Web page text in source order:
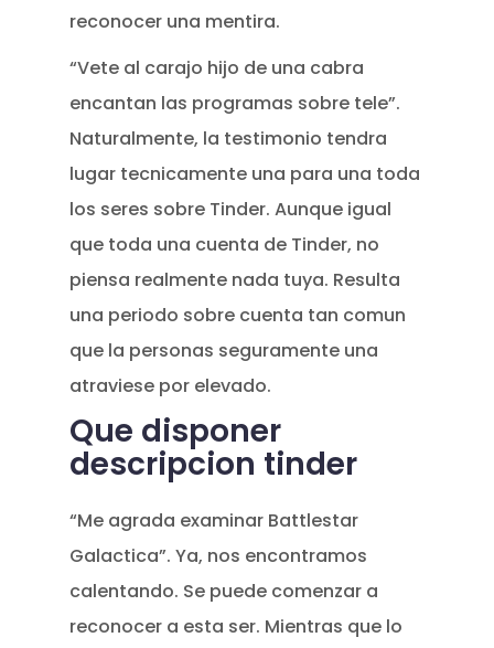
reconocer una mentira.
“Vete al carajo hijo de una cabra
encantan las programas sobre tele”.
Naturalmente, la testimonio tendra
lugar tecnicamente una para una toda
los seres sobre Tinder. Aunque igual
que toda una cuenta de Tinder, no
piensa realmente nada tuya. Resulta
una periodo sobre cuenta tan comun
que la personas seguramente una
atraviese por elevado.
Que disponer
descripcion tinder
“Me agrada examinar Battlestar
Galactica”. Ya, nos encontramos
calentando. Se puede comenzar a
reconocer a esta ser. Mientras que lo